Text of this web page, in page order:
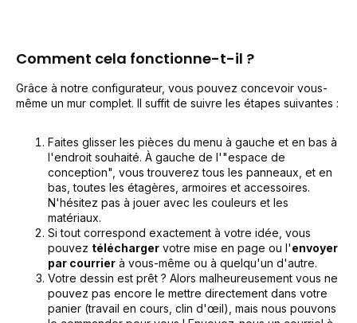
Comment cela fonctionne-t-il ?
Grâce à notre configurateur, vous pouvez concevoir vous-
même un mur complet. Il suffit de suivre les étapes suivantes :
Faites glisser les pièces du menu à gauche et en bas à
l'endroit souhaité. À gauche de l'"espace de
conception", vous trouverez tous les panneaux, et en
bas, toutes les étagères, armoires et accessoires.
N'hésitez pas à jouer avec les couleurs et les
matériaux.
Si tout correspond exactement à votre idée, vous
pouvez télécharger votre mise en page ou l'envoyer
par courrier à vous-même ou à quelqu'un d'autre.
Votre dessin est prêt ? Alors malheureusement vous ne
pouvez pas encore le mettre directement dans votre
panier (travail en cours, clin d'œil), mais nous pouvons